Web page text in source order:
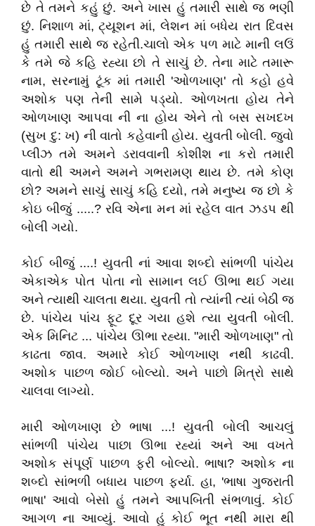
છે તે તમને કહું છું. અને ખાસ હું તમારી સાથે જ ભણી
છું. નિશાળ માં, ટ્યૂશન માં, લેશન માં બધેય રાત દિવસ
હું તમારી સાથે જ રહેતી.ચાલો એક પળ માટે માની લઉં
કે તમે જે કહિ રહ્યા છો તે સાચું છે. તેના માટે તમારૂ
નામ, સરનામું ટૂંક માં તમારી 'ઓળખાણ' તો કહો હવે
અશોક પણ તેની સામે પડ્યો. ઓળખતા હોય તેને
ઓળખાણ આપવા ની ના હોય એને તો બસ સખદખ
(સુખ દુ: ખ) ની વાતો કહેવાની હોય. યુવતી બોલી. જુવો
પ્લીઝ તમે અમને ડરાવવાની કોશીશ ના કરો તમારી
વાતો થી અમને અમને ગભરામણ થાય છે. તમે કોણ
છો? અમને સાચું સાચું કહિ દયો, તમે મનુષ્ય જ છો કે
કોઇ બીજું .....? રવિ એના મન માં રહેલ વાત ઝડપ થી
બોલી ગયો.
કોઈ બીજું ....! યુવતી નાં આવા શબ્દો સાંભળી પાંચેય
એકાએક પોત પોતા નો સામાન લઈ ઊભા થઈ ગયા
અને ત્યાથી ચાલતા થયા. યુવતી તો ત્યાંની ત્યાં બેઠી જ
છે. પાંચેય પાંચ ફૂટ દૂર ગયા હશે ત્યા યુવતી બોલી.
એક મિનિટ ... પાંચેય ઊભા રહ્યા. "મારી ઓળખાણ" તો
કાઢતા જાવ. અમારે કોઈ ઓળખાણ નથી કાઢવી.
અશોક પાછળ જોઈ બોલ્યો. અને પાછો મિત્રો સાથે
ચાલવા લાગ્યો.
મારી ઓળખાણ છે ભાષા ...! યુવતી બોલી આચલું
સાંભળી પાંચેય પાછા ઊભા રહ્યાં અને આ વખતે
અશોક સંપૂર્ણ પાછળ ફરી બોલ્યો. ભાષા? અશોક ના
શબ્દો સાંભળી બધાય પાછળ ફર્યા. હા, 'ભાષા ગુજરાતી
ભાષા' આવો બેસો હું તમને આપબિતી સંભળાવું. કોઈ
આગળ ના આવ્યું. આવો હું કોઈ ભૂત નથી મારા થી